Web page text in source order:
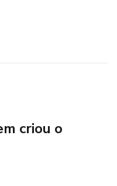
em sua jornada.
criou o